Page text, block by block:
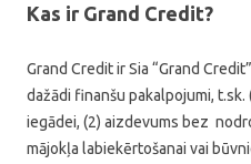
Kas ir Grand Credit?
Grand Credit ir Sia “Grand
dažādi finanšu pakalpojumi,
iegādei, (2) aizdevums bez
mājokļa labiekērtošanai vai